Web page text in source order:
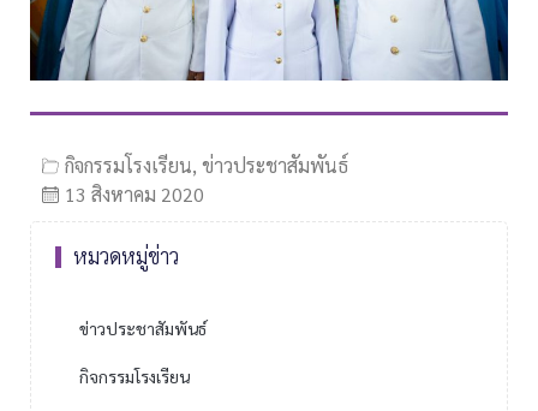
กิจกรรมโรงเรียน, ข่าวประชาสัมพันธ์
13 สิงหาคม 2020
หมวดหมู่ข่าว
ข่าวประชาสัมพันธ์
กิจกรรมโรงเรียน